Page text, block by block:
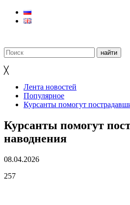
╳
Лента новостей
Популярное
Курсанты помогут
Курсанты помогут
наводнения
08.04.2026
257